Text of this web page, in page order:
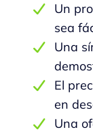
Un
sea
Una
El
en
Una